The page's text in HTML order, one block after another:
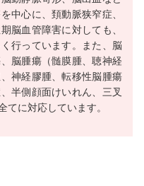
中心に、頚動脈狭窄症、
脳血管障害に対しても、
行っています。また、脳
脳腫瘍（髄膜腫、聴神経
神経膠腫、転移性脳腫瘍
半側顔面けいれん、三叉
てに対応しています。